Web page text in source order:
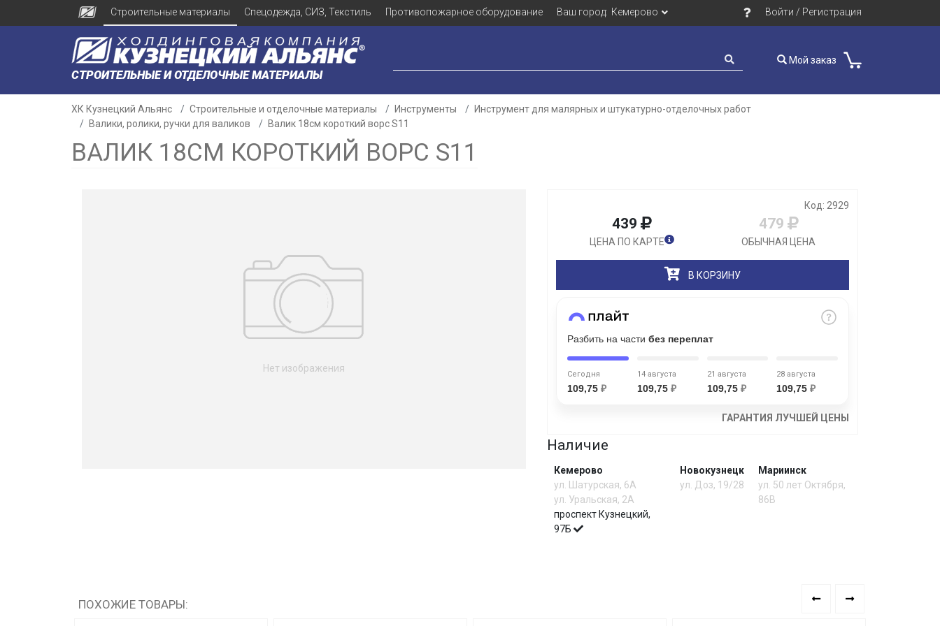
Строительные материалы Спецодежда, СИЗ, Текстиль Противопожарное оборудование Ваш город: Кемерово Войти / Регистрация
СТРОИТЕЛЬНЫЕ И ОТДЕЛОЧНЫЕ МАТЕРИАЛЫ
Мой заказ
ХК Кузнецкий Альянс Строительные и отделочные материалы Инструменты
Инструмент для малярных и штукатурно-отделочных работ
Валики, ролики, ручки для валиков
Валик 18см короткий ворс S11
ВАЛИК 18СМ КОРОТКИЙ ВОРС S11
Нет изображения
Код: 2929
439
ЦЕНА ПО КАРТЕ
479
ОБЫЧНАЯ ЦЕНА
В КОРЗИНУ
Разбить на части без переплат
Сегодня
109,75 ₽
14 августа
109,75 ₽
21 августа
109,75 ₽
28 августа
109,75₽
ГАРАНТИЯ ЛУЧШЕЙ ЦЕНЫ
Наличие
Кемерово
ул. Шатурская, 6А
ул. Уральская, 2А
проспект Кузнецкий,
97Б
Новокузнецк
ул. Доз, 19/28
Мариинск
ул. 50 лет Октября,
86В
ПОХОЖИЕ ТОВАРЫ:
График платежей
Сегодня